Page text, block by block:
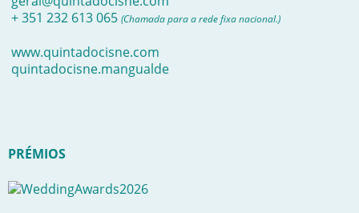
+ 351 232 613 065 (Chamada para a rede fixa nacional.)
www.quintadocisne.com
quintadocisne.mangualde
PRÉMIOS